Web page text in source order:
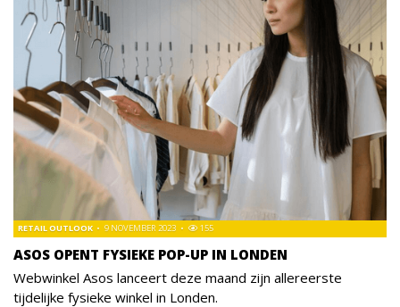
ASOS OPENT FYSIEKE POP-UP IN LONDEN
RETAIL OUTLOOK 9 NOVEMBER 2023 155
Webwinkel Asos lanceert deze maand zijn allereerste
tijdelijke fysieke winkel in Londen.